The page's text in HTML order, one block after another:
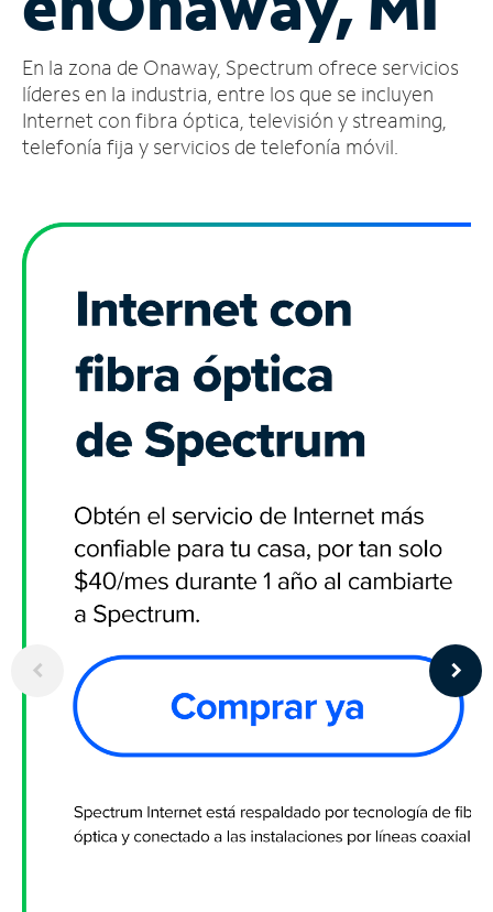
cuenta
Encuentra
una
tienda
En la zona de Onaway, Spectrum ofrece servicios
líderes en la industria, entre los que se incluyen
Internet con fibra óptica, televisión y streaming,
telefonía fija y servicios de telefonía móvil.